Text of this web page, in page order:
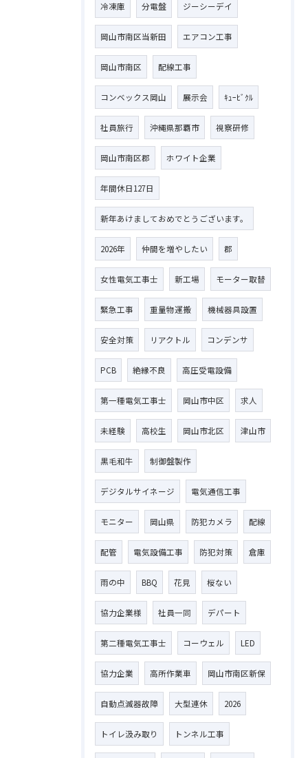
冷凍庫 分電盤 ジーシーデイ
岡山市南区当新田 エアコン工事
岡山市南区 配線工事
コンベックス岡山 展示会 ｷｭｰﾋﾞｸﾙ
社員旅行 沖縄県那覇市 視察研修
岡山市南区郡 ホワイト企業
年間休日127日
新年あけましておめでとうございます。
2026年 仲間を増やしたい 郡
女性電気工事士 新工場 モーター取替
緊急工事 重量物運搬 機械器具設置
安全対策 リアクトル コンデンサ
PCB 絶縁不良 高圧受電設備
第一種電気工事士 岡山市中区 求人
未経験 高校生 岡山市北区 津山市
黒毛和牛 制御盤製作
デジタルサイネージ 電気通信工事
モニター 岡山県 防犯カメラ 配線
配管 電気設備工事 防犯対策 倉庫
雨の中 BBQ 花見 桜ない
協力企業様 社員一同 デパート
第二種電気工事士 コーウェル LED
協力企業 高所作業車 岡山市南区新保
自動点滅器故障 大型連休 2026
トイレ汲み取り トンネル工事
お問い合わせはこちら